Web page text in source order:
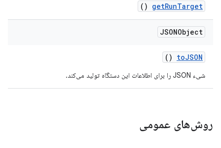
getRunTarget
()
JSONObject
toJSON
()
شیء JSON را برای اطلاعات این دستگاه تولید می‌کند.
روش‌های عمومی